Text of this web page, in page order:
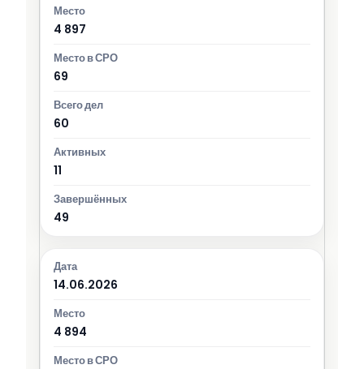
4 897
69
60
11
49
14.06.2026
4 894